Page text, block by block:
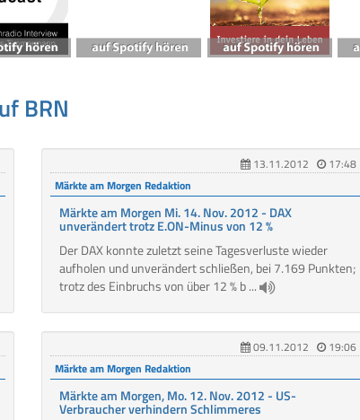
BRN
13.11.2012
17:48
Märkte am Morgen Redaktion
Märkte am Morgen Mi. 14. Nov. 2012 - DAX
unverändert trotz E.ON-Minus von 12 %
Der DAX konnte zuletzt seine Tagesverluste wieder
aufholen und unverändert schließen, bei 7.169 Punkten;
trotz des Einbruchs von über 12 % b ...
09.11.2012
19:06
Märkte am Morgen Redaktion
Märkte am Morgen, Mo. 12. Nov. 2012 - US-
Verbraucher verhindern Schlimmeres